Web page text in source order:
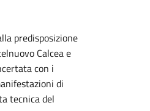
predisposizione
Calcea e
con i
di
tecnica del